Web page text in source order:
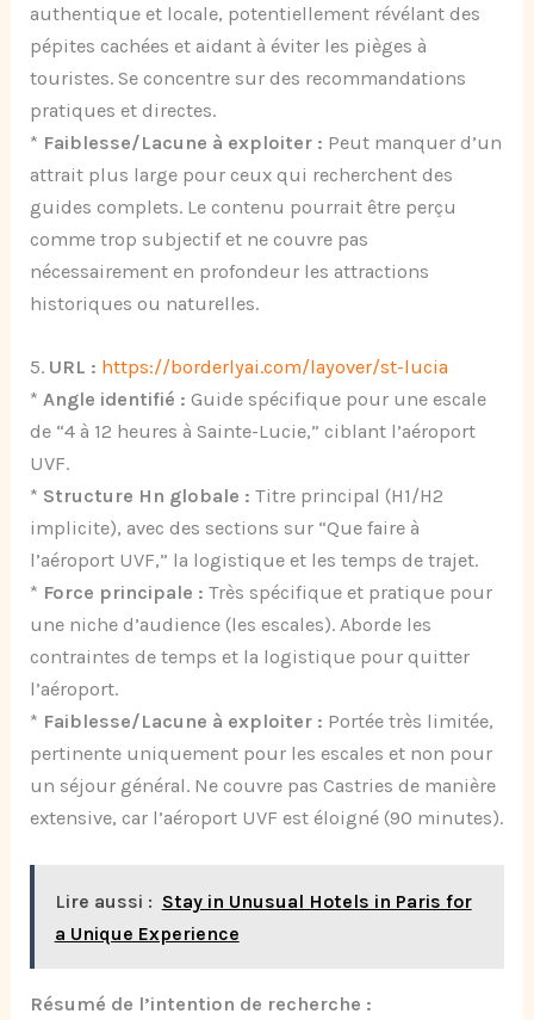
authentique et locale, potentiellement révélant des
pépites cachées et aidant à éviter les pièges à
touristes. Se concentre sur des recommandations
pratiques et directes.
* Faiblesse/Lacune à exploiter : Peut manquer d’un
attrait plus large pour ceux qui recherchent des
guides complets. Le contenu pourrait être perçu
comme trop subjectif et ne couvre pas
nécessairement en profondeur les attractions
historiques ou naturelles.
5. URL : https://borderlyai.com/layover/st-lucia
*Angle identifié : Guide spécifique pour une escale
de “4 à 12 heures à Sainte-Lucie,” ciblant l’aéroport
UVF.
* Structure Hn globale : Titre principal (H1/H2
implicite), avec des sections sur “Que faire à
l’aéroport UVF,” la logistique et les temps de trajet.
* Force principale : Très spécifique et pratique pour
une niche d’audience (les escales). Aborde les
contraintes de temps et la logistique pour quitter
l’aéroport.
* Faiblesse/Lacune à exploiter : Portée très limitée,
pertinente uniquement pour les escales et non pour
un séjour général. Ne couvre pas Castries de manière
extensive, car l’aéroport UVF est éloigné (90 minutes).
Lire aussi : Stay in Unusual Hotels in Paris for
a Unique Experience
Résumé de l’intention de recherche :